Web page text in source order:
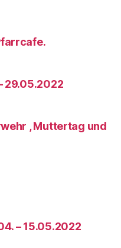
29.05.2022
, Muttertag und
– 15.05.2022